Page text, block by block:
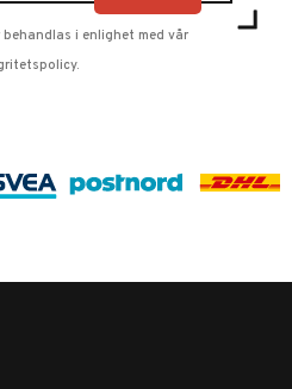
i enlighet med vår
.